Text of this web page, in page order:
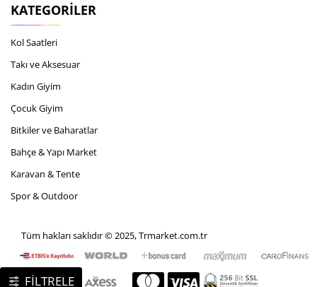
KATEGORILER
Kol Saatleri
Takı ve Aksesuar
Kadın Giyim
Çocuk Giyim
Bitkiler ve Baharatlar
Bahçe & Yapı Market
Karavan & Tente
Spor & Outdoor
Tüm hakları saklıdır © 2025, Trmarket.com.tr
FİLTRELE